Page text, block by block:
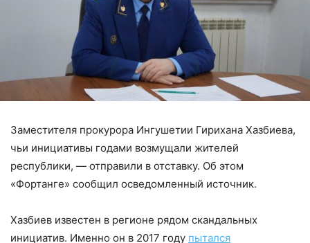
Заместителя прокурора Ингушетии Гирихана Хазбиева,
чьи инициативы годами возмущали жителей
республики, — отправили в отставку. Об этом
«Фортанге» сообщил осведомленный источник.
Хазбиев известен в регионе рядом скандальных
инициатив. Именно он в 2017 году пытался